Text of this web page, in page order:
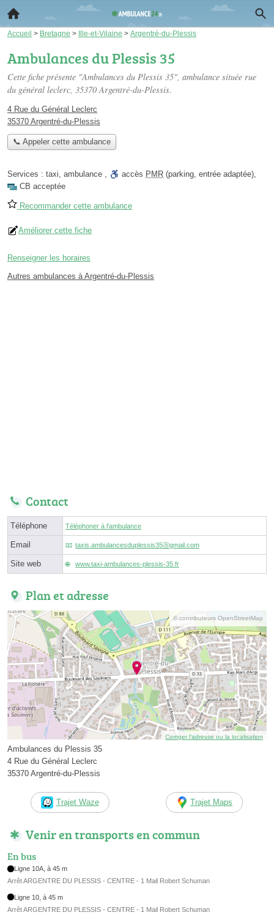
Accueil > Bretagne > Ille-et-Vilaine > Argentré-du-Plessis
Ambulances du Plessis 35
Cette fiche présente "Ambulances du Plessis 35", ambulance située rue
du général leclerc, 35370 Argentré-du-Plessis.
4 Rue du Général Leclerc
35370 Argentré-du-Plessis
📞 Appeler cette ambulance
Services : taxi, ambulance , accès PMR (parking, entrée adaptée),
CB acceptée
Recommander cette ambulance
Améliorer cette fiche
Renseigner les horaires
Autres ambulances à Argentré-du-Plessis
Contact
Téléphone Téléphoner à l'ambulance
Email taxis.ambulancesduplessis35ⓐgmail.com
Site web www.taxi-ambulances-plessis-35.fr
Plan et adresse
© contributeurs OpenStreetMap
Corriger l’adresse ou la localisation
Ambulances du Plessis 35
4 Rue du Général Leclerc
35370 Argentré-du-Plessis
Trajet Waze Trajet Maps
Venir en transports en commun
En bus
Ligne 10A, à 45 m
Arrêt ARGENTRE DU PLESSIS - CENTRE - 1 Mail Robert Schuman
Ligne 10, à 45 m
Arrêt ARGENTRE DU PLESSIS - CENTRE - 1 Mail Robert Schuman